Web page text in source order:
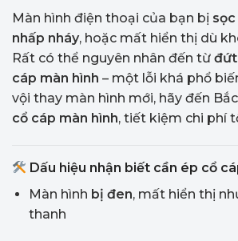
Màn hình điện thoại của bạn bị
nhấp nháy, hoặc mất hiển thị dù
Rất có thể nguyên nhân đến từ đứt
cáp màn hình – một lỗi khá phổ
vội thay màn hình mới, hãy đến
cổ cáp màn hình, tiết kiệm chi phí
Dấu hiệu nhận biết cần ép cổ
Màn hình bị đen, mất hiển thị
thanh